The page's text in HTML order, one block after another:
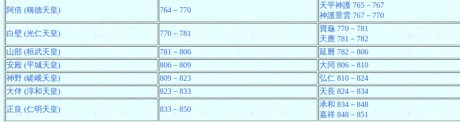
阿倍 (稱德天皇) 764－770
天平神護 765－767
神護景雲 767－770
白壁 (光仁天皇) 770－781
寶龜 770－781
天應 781－782
山部 (桓武天皇)
781－806
延曆 782－806
安殿 (平城天皇)
806－809
大同 806－810
神野 (嵯峨天皇)
809－823
弘仁 810－824
大伴 (淳和天皇)
823－833 天長 824－834
正良 (仁明天皇) 833－850
承和 834－848
嘉祥 848－851